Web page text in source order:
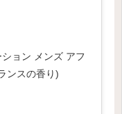
ョン メンズ アフ
ンスの香り)